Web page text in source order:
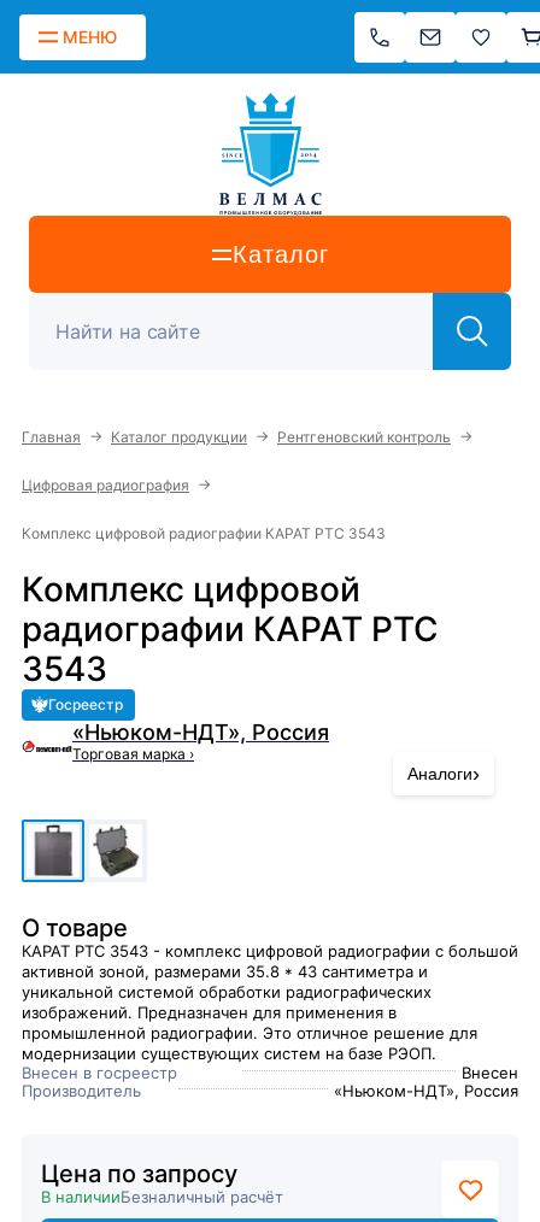
МЕНЮ
Каталог
Главная → Каталог продукции → Рентгеновский контроль →
Цифровая радиография →
Комплекс цифровой радиографии КАРАТ РТС 3543
Комплекс цифровой
радиографии КАРАТ РТС
3543
Госреестр
«Ньюком-НДТ», Россия
Торговая марка ›
Аналоги›
О товаре
КАРАТ РТС 3543 - комплекс цифровой радиографии с большой
активной зоной, размерами 35.8 * 43 сантиметра и
уникальной системой обработки радиографических
изображений. Предназначен для применения в
промышленной радиографии. Это отличное решение для
модернизации существующих систем на базе РЭОП.
Внесен в госреестр
Внесен
Производитель
«Ньюком-НДТ», Россия
Цена по запросу
В наличииБезналичный расчёт